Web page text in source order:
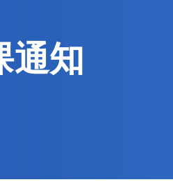
通知